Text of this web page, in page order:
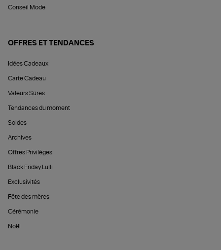
Conseil Mode
OFFRES ET TENDANCES
Idées Cadeaux
Carte Cadeau
Valeurs Sûres
Tendances du moment
Soldes
Archives
Offres Privilèges
Black Friday Lulli
Exclusivités
Fête des mères
Cérémonie
Noël